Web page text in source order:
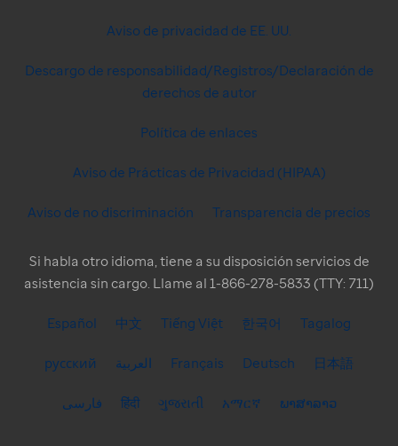
Aviso de privacidad de EE. UU.
Descargo de responsabilidad/Registros/Declaración de
derechos de autor
Política de enlaces
Aviso de Prácticas de Privacidad (HIPAA)
Aviso de no discriminación Transparencia de precios
Si habla otro idioma, tiene a su disposición servicios de
asistencia sin cargo. Llame al 1-866-278-5833 (TTY: 711)
Español 中文 Tiếng Việt 한국어 Tagalog
русский العربية Français Deutsch 日本語
فارسی हिंदी ગુજરાતી አማርኛ ພາສາລາວ